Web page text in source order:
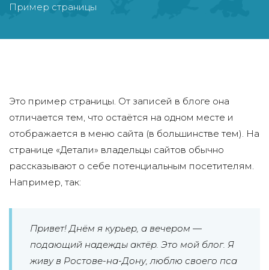
Пример страницы
Это пример страницы. От записей в блоге она
отличается тем, что остаётся на одном месте и
отображается в меню сайта (в большинстве тем). На
странице «Детали» владельцы сайтов обычно
рассказывают о себе потенциальным посетителям.
Например, так:
Привет! Днём я курьер, а вечером —
подающий надежды актёр. Это мой блог. Я
живу в Ростове-на-Дону, люблю своего пса